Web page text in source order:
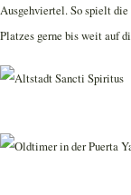
Ausgehviertel. So spielt die
Platzes gerne bis weit auf